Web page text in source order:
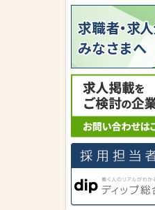
タッフ株式会社
ました。
福岡県の女性がキャ
式会社（東証プライ
ニナルを送りました。